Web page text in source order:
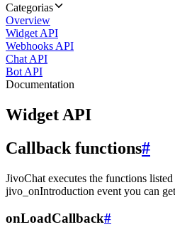
Categorias
Overview
Widget API
Webhooks API
Chat API
Bot API
Documentation
Widget API
Callback functions#
JivoChat executes the functions
jivo_onIntroduction event you can
onLoadCallback#